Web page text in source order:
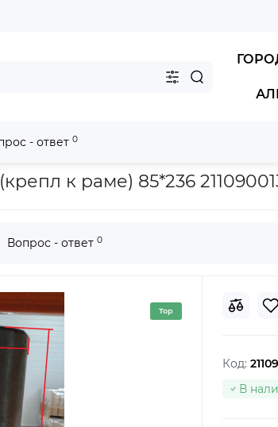
- ответ 0
стрелы к раме (у кабины) LG 952 85*236
к раме) 85*236
Вопрос - ответ 0
Top
Код:
В